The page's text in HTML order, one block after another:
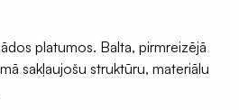
platumos. Balta, pirmreizējā
sakļaujošu struktūru, materiālu